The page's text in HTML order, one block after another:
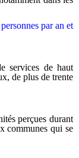
par an et
services de haut
de plus de trente
perçues durant
communes qui se